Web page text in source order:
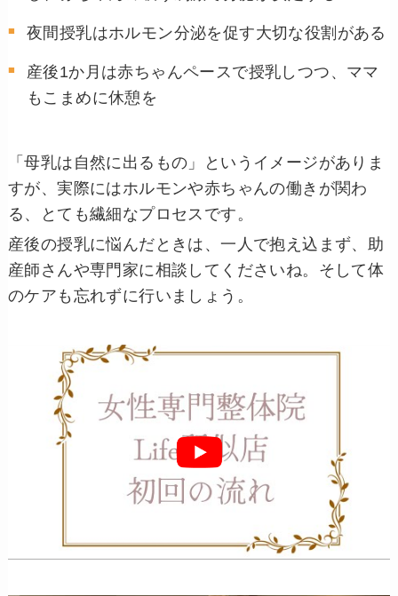
夜間授乳はホルモン分泌を促す大切な役割がある
産後1か月は赤ちゃんペースで授乳しつつ、ママ
もこまめに休憩を
「母乳は自然に出るもの」というイメージがありま
すが、実際にはホルモンや赤ちゃんの働きが関わ
る、とても繊細なプロセスです。
産後の授乳に悩んだときは、一人で抱え込まず、助
産師さんや専門家に相談してくださいね。そして体
のケアも忘れずに行いましょう。